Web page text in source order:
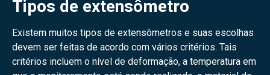
Tipos de extensômetro
Existem muitos tipos de extensômetros e suas escolhas
devem ser feitas de acordo com vários critérios. Tais
critérios incluem o nível de deformação, a temperatura em